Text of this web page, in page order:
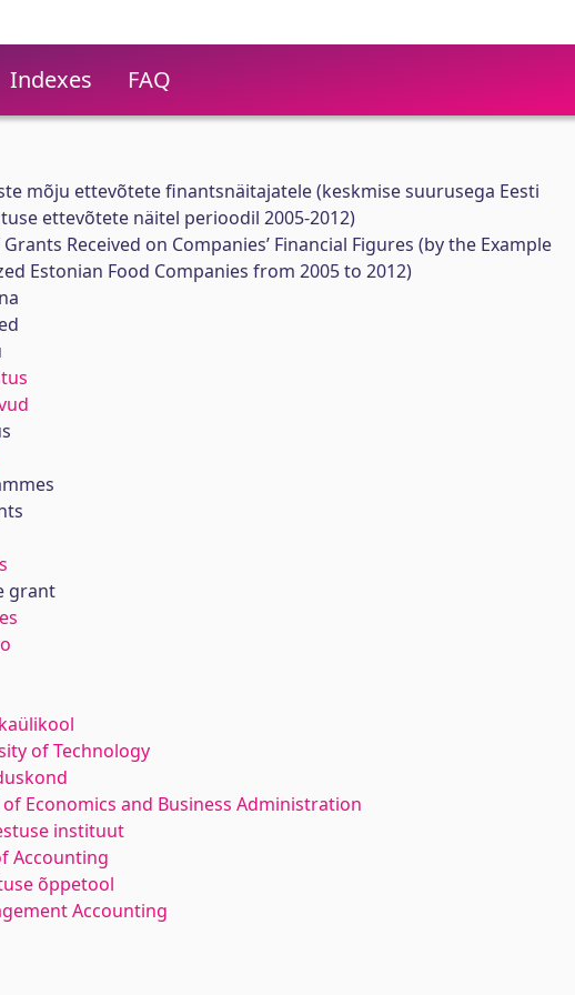
Indexes FAQ
mõju ettevõtete finantsnäitajatele (keskmise suurusega Eesti
ettevõtete näitel perioodil 2005-2012)
Received on Companies’ Financial Figures (by the Example
Estonian Food Companies from 2005 to 2012)
grant
of Technology
Economics and Business Administration
instituut
Accounting
õppetool
Accounting